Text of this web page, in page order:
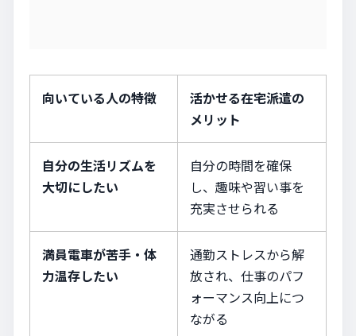
向いている人の特徴
活かせる在宅派遣の
メリット
自分の生活リズムを
大切にしたい
自分の時間を確保
し、趣味や習い事を
充実させられる
満員電車が苦手・体
力温存したい
通勤ストレスから解
放され、仕事のパフ
ォーマンス向上につ
ながる